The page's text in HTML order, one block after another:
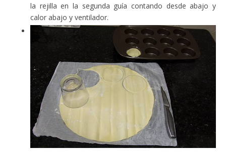
la rejilla en la segunda guía contando desde abajo y
calor abajo y ventilador.